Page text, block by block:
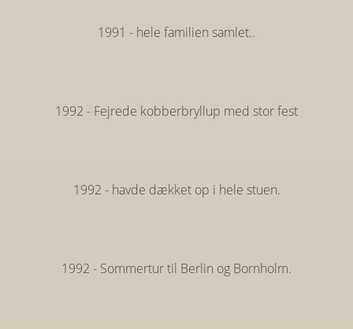
1991 - hele familien samlet..
1992 - Fejrede kobberbryllup med stor fest
1992 - havde dækket op i hele stuen.
1992 - Sommertur til Berlin og Bornholm.